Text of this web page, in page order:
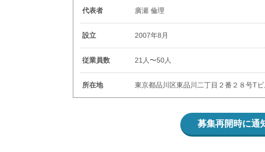
代表者 廣瀬 倫理
設立 2007年8月
従業員数 21人〜50人
所在地 東京都品川区東品川二丁目２番２８号Tビ
募集再開時に通